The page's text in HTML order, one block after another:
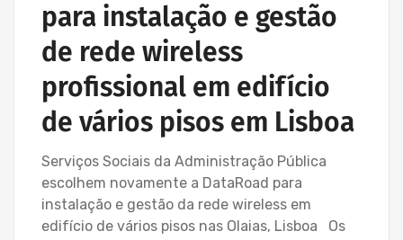
para instalação e gestão
de rede wireless
profissional em edifício
de vários pisos em Lisboa
Serviços Sociais da Administração Pública
escolhem novamente a DataRoad para
instalação e gestão da rede wireless em
edifício de vários pisos nas Olaias, Lisboa Os